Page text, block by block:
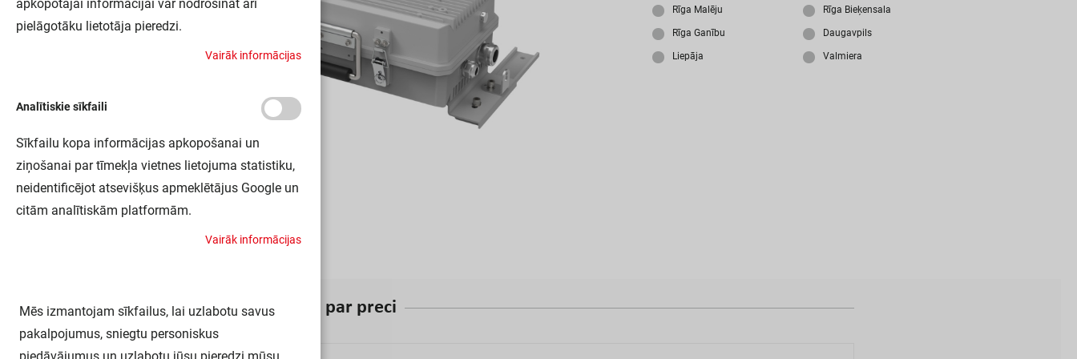
Aiz
id
Rīga Malēju Rīga Bieķensala
Rīga Ganību Daugavpils
Liepāja Valmiera
Inform par preci
apkopotajai informācijai var nodrošināt arī
pielāgotāku lietotāja pieredzi.
Vairāk informācijas
Analītiskie sīkfaili
Sīkfailu kopa informācijas apkopošanai un
ziņošanai par tīmekļa vietnes lietojuma statistiku,
neidentificējot atsevišķus apmeklētājus Google un
citām analītiskām platformām.
Vairāk informācijas
Mēs izmantojam sīkfailus, lai uzlabotu savus
pakalpojumus, sniegtu personiskus